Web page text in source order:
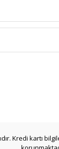
Kredi kartı